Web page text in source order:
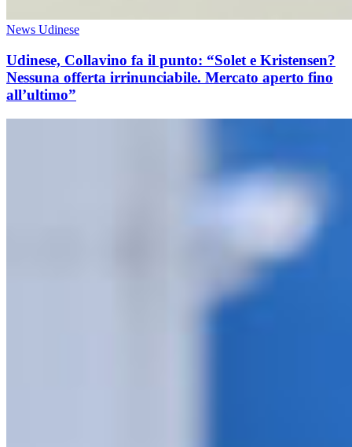
News Udinese
Udinese, Collavino fa il punto: “Solet e Kristensen?
Nessuna offerta irrinunciabile. Mercato aperto fino
all’ultimo”